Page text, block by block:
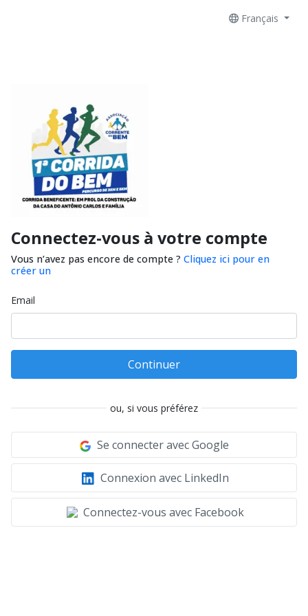
Français
Connectez-vous à votre compte
Vous n’avez pas encore de compte ? Cliquez ici pour en
créer un
Email
Continuer
ou, si vous préférez
Se connecter avec Google
Connexion avec LinkedIn
Connectez-vous avec Facebook